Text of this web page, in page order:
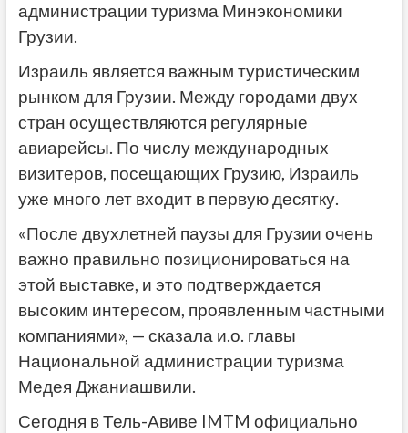
администрации туризма Минэкономики
Грузии.
Израиль является важным туристическим
рынком для Грузии. Между городами двух
стран осуществляются регулярные
авиарейсы. По числу международных
визитеров, посещающих Грузию, Израиль
уже много лет входит в первую десятку.
«После двухлетней паузы для Грузии очень
важно правильно позиционироваться на
этой выставке, и это подтверждается
высоким интересом, проявленным частными
компаниями», — сказала и.о. главы
Национальной администрации туризма
Медея Джаниашвили.
Сегодня в Тель-Авиве IMTM официально